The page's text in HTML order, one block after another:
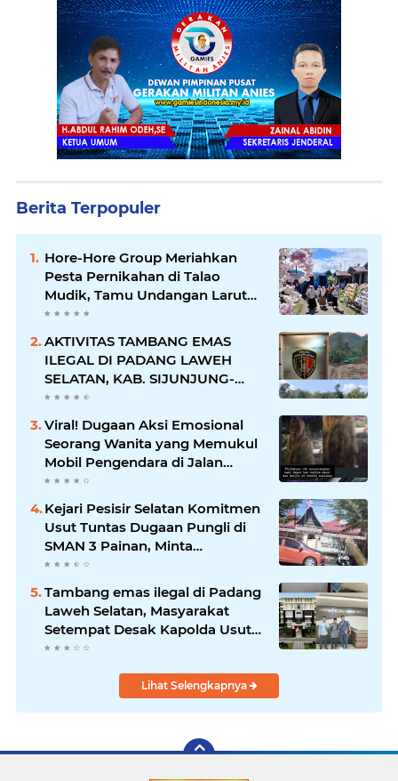
Berita Terpopuler
Hore-Hore Group Meriahkan
Pesta Pernikahan di Talao
Mudik, Tamu Undangan Larut
dalam Suasana Penuh
AKTIVITAS TAMBANG EMAS
ILEGAL DI PADANG LAWEH
SELATAN, KAB. SIJUNJUNG-
SUMBAR SEMAKIN
MERAJALELA
Viral! Dugaan Aksi Emosional
Seorang Wanita yang Memukul
Mobil Pengendara di Jalan
Khatib Sulaiman
Kejari Pesisir Selatan Komitmen
Usut Tuntas Dugaan Pungli di
SMAN 3 Painan, Minta
Inspektorat Sumbar Lakukan
Pemeriksaan
Tambang emas ilegal di Padang
Laweh Selatan, Masyarakat
Setempat Desak Kapolda Usut
Tuntas
Lihat Selengkapnya